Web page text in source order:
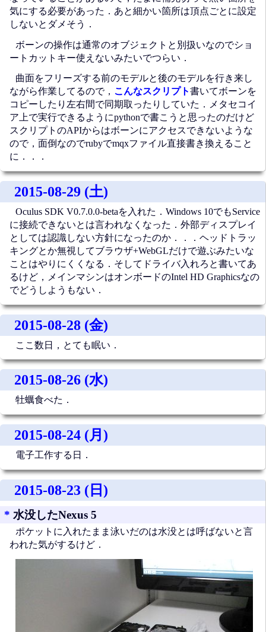
気にする必要があった．あと細かい箇所は頂点ごとに設定
しないとダメそう．
ボーンの操作は通常のオブジェクトと別扱いなのでショ
ートカットキー使えないみたいでつらい．
曲面をフリーズする前のモデルと後のモデルを行き来し
ながら作業してるので， こんなスクリプト書いてボーンを
コピーしたり左右間で同期取ったりしていた．メタセコイ
ア上で実行できるようにpythonで書こうと思ったのだけど
スクリプトのAPIからはボーンにアクセスできないような
ので，面倒なのでrubyでmqxファイル直接書き換えること
に．．．
2015-08-29 (土)
Oculus SDK V0.7.0.0-betaを入れた．Windows 10でもService
に接続できないとは言われなくなった．外部ディスプレイ
としては認識しない方針になったのか．．．ヘッドトラッ
キングとか無視してブラウザ+WebGLだけで遊ぶみたいな
ことはやりにくくなる．そしてドライバ入れろと書いてあ
るけど，メインマシンはオンボードのIntel HD Graphicsなの
でどうしようもない．
2015-08-28 (金)
ここ数日，とても眠い．
2015-08-26 (水)
牡蠣食べた．
2015-08-24 (月)
電子工作する日．
2015-08-23 (日)
* 水没したNexus 5
ポケットに入れたまま泳いだのは水没とは呼ばないと言
われた気がするけど．